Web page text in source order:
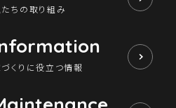
ちの取り組み
くりに役立つ情報